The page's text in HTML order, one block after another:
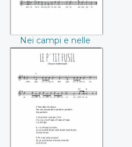
Nei campi e nelle
selve (Ludwig van
Beethoven)
Le p'tit fusil